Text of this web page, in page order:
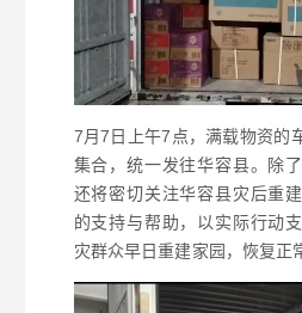
7月7日上午7点，满载物资的
集合，统一发往华容县。除
还将密切关注华容县灾后重
的支持与帮助，以实际行动
灾群众早日重建家园，恢复正